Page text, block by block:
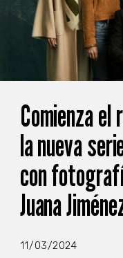
Comienza el
la nueva
con
Juana
11/03/2024